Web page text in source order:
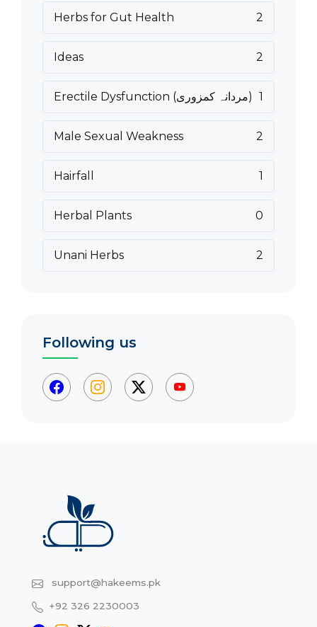
Herbs for Gut Health 2
Ideas 2
Erectile Dysfunction (مردانہ کمزوری) 1
Male Sexual Weakness 2
Hairfall 1
Herbal Plants 0
Unani Herbs 2
Following us
support@hakeems.pk
+92 326 2230003